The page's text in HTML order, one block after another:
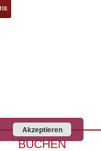
BUCHEN
Akzeptieren